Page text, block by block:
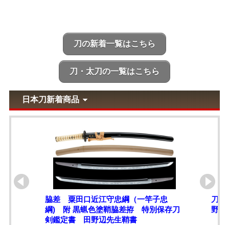
刀の新着一覧はこちら
刀・太刀の一覧はこちら
日本刀新着商品
脇差 粟田口近江守忠綱（一竿子忠
綱) 附 黒蝋色塗鞘脇差拵 特別保存刀
剣鑑定書 田野辺先生鞘書
刀
野辺